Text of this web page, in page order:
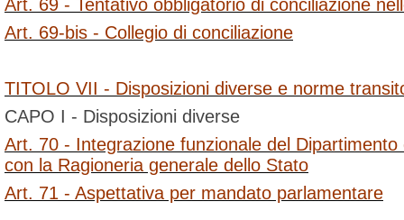
Art. 69 - Tentativo obbligatorio di conciliazione
Art. 69-bis - Collegio di conciliazione
TITOLO VII - Disposizioni diverse e norme
CAPO I - Disposizioni diverse
Art. 70 - Integrazione funzionale del Dipartimento
con la Ragioneria generale dello Stato
Art. 71 - Aspettativa per mandato parlamentare